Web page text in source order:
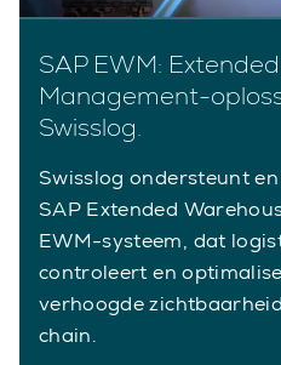
SAP EWM:
Management-
Swisslog.
Swisslog ondersteunt
SAP Extended
EWM-systeem, dat
controleert en
verhoogde
chain.